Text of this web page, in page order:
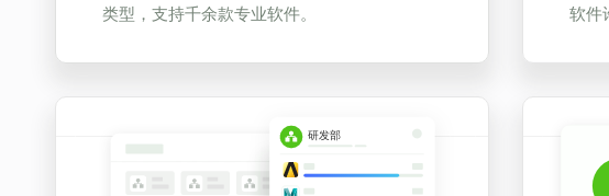
类型，支持千余款专业软件。
软件